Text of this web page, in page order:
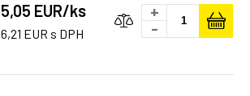
5,05 EUR/ks
6,21 EUR s DPH
+
-